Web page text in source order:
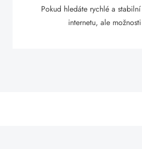
Pokud hledáte rychlé a
internetu, ale